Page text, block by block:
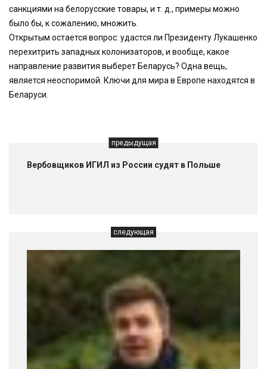
санкциями на белорусские товары, и т. д., примеры можно
было бы, к сожалению, множить.
Открытым остается вопрос: удастся ли Президенту Лукашенко
перехитрить западных колонизаторов, и вообще, какое
направление развития выберет Беларусь? Одна вещь,
является неоспоримой. Ключи для мира в Европе находятся в
Беларуси.
предыдущая
Вербовщиков ИГИЛ из России судят в Польше
следующая